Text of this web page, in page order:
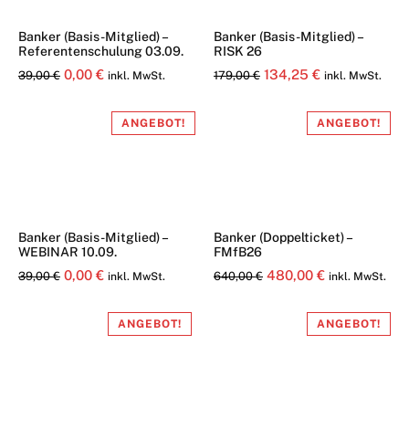
Banker (Basis-Mitglied) –
Referentenschulung 03.09.
39,00€ Ursprünglicher
0,00 €Aktueller
inkl. MwSt.
Banker (Basis-Mitglied) –
RISK 26
179,00€ Ursprünglicher
134,25 €Aktueller
ist:
inkl. MwSt.
ANGEBOT!
Banker (Basis-Mitglied) –
WEBINAR 10.09.
39,00€ Ursprünglicher
0,00 €Aktueller
ist:
inkl. MwSt.
ANGEBOT!
Banker (Doppelticket) –
FMfB26
640,00€ Ursprünglicher
480,00 €Aktueller
ist:
inkl. MwSt.
ANGEBOT! ANGEBOT!